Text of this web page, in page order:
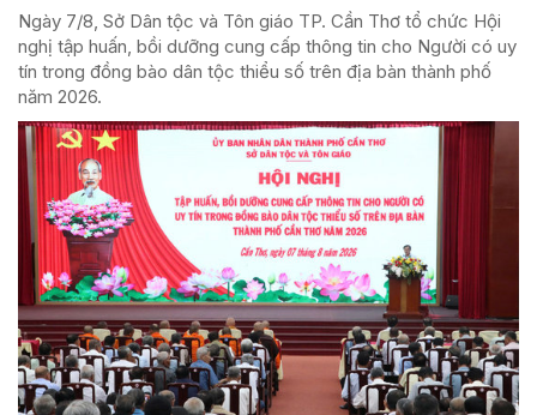
Ngày 7/8, Sở Dân tộc và Tôn giáo TP. Cần Thơ tổ chức Hội
nghị tập huấn, bồi dưỡng cung cấp thông tin cho Người có uy
tín trong đồng bào dân tộc thiểu số trên địa bàn thành phố
năm 2026.